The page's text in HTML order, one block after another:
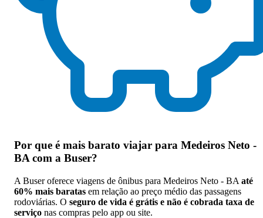
Por que é mais barato viajar para Medeiros Neto -
BA com a Buser?
A Buser oferece viagens de ônibus para Medeiros Neto - BA até
60% mais baratas em relação ao preço médio das passagens
rodoviárias. O seguro de vida é grátis e não é cobrada taxa de
serviço nas compras pelo app ou site.